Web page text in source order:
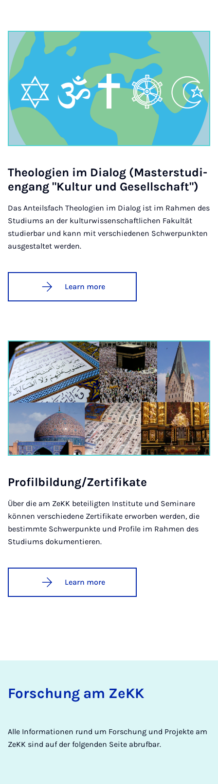
Theo­lo­gien im Dia­log (Mas­ter­stud­i­
engang "Kul­tur und Gesell­schaft")
Das Anteilsfach Theologien im Dialog ist im Rahmen des
Studiums an der kulturwissenschaftlichen Fakultät
studierbar und kann mit verschiedenen Schwerpunkten
ausgestaltet werden.
Learn more
Pro­fil­b­ildung/Zer­ti­fikate
Über die am ZeKK beteiligten Institute und Seminare
können verschiedene Zertifikate erworben werden, die
bestimmte Schwerpunkte und Profile im Rahmen des
Studiums dokumentieren.
Learn more
Forschung am ZeKK
Alle Informationen rund um Forschung und Projekte am
ZeKK sind auf der folgenden Seite abrufbar.